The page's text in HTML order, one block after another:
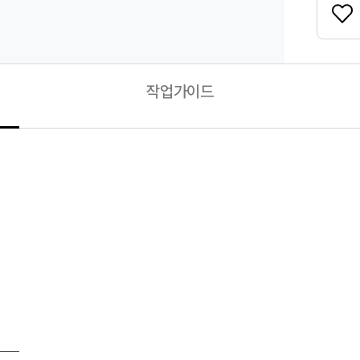
작업가이드